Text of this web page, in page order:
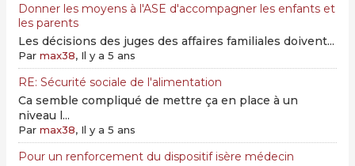
Donner les moyens à l'ASE d'accompagner les enfants et
les parents
Les décisions des juges des affaires familiales doivent...
Parmax38, Il y a 5 ans
RE: Sécurité sociale de l'alimentation
Ca semble compliqué de mettre ça en place à un
niveau l...
Parmax38, Il y a 5 ans
Pour un renforcement du dispositif isère médecin